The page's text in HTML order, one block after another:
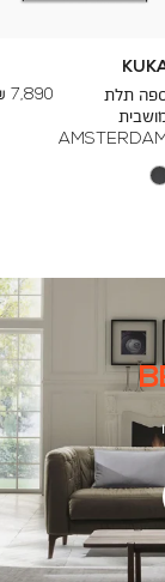
תלת
החל
7,890 ₪